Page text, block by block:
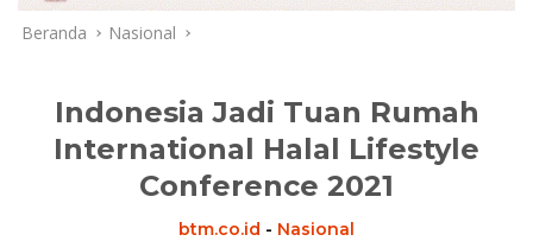
Beranda Nasional
Indonesia Jadi Tuan Rumah
International Halal Lifestyle
Conference 2021
btm.co.id - Nasional